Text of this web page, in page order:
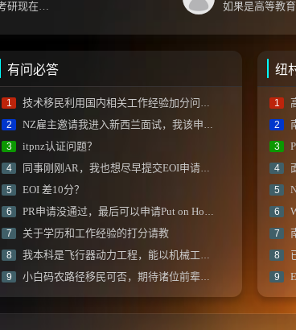
有问必答
1 技术移民利用国内相关工作经验加分问题？
2 NZ雇主邀请我进入新西兰面试，我该申请什么签证入境?
3 itpnz认证问题？
4 同事刚刚AR，我也想尽早提交EOI申请，会有影响吗？
5 EOI 差10分？
6 PR申请没通过，最后可以申请Put on Hold吗？
7 关于学历和工作经验的打分请教
8 我本科是飞行器动力工程，能以机械工程师申请吗？
9 小白码农路径移民可否，期待诸位前辈建议？
纽
1
2
3
4
5
6
7
8
9